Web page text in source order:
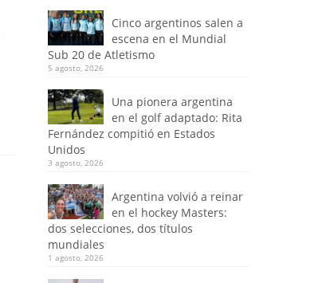
Cinco argentinos salen a
escena en el Mundial
Sub 20 de Atletismo
5 agosto, 2026
Una pionera argentina
en el golf adaptado: Rita
Fernández compitió en Estados
Unidos
3 agosto, 2026
Argentina volvió a reinar
en el hockey Masters:
dos selecciones, dos títulos
mundiales
1 agosto, 2026